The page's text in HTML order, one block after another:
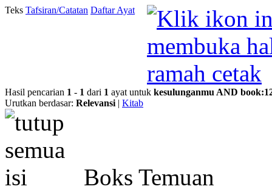
Teks Tafsiran/Catatan Daftar Ayat
Hasil pencarian 1 - 1 dari 1 ayat untuk kesulunganmu AND book:
Urutkan berdasar: Relevansi | Kitab
Boks Temuan